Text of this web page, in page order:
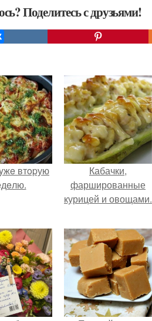
Поделитесь с друзьями!
втopую
Кабачки,
фаршированные
курицей и овощами.